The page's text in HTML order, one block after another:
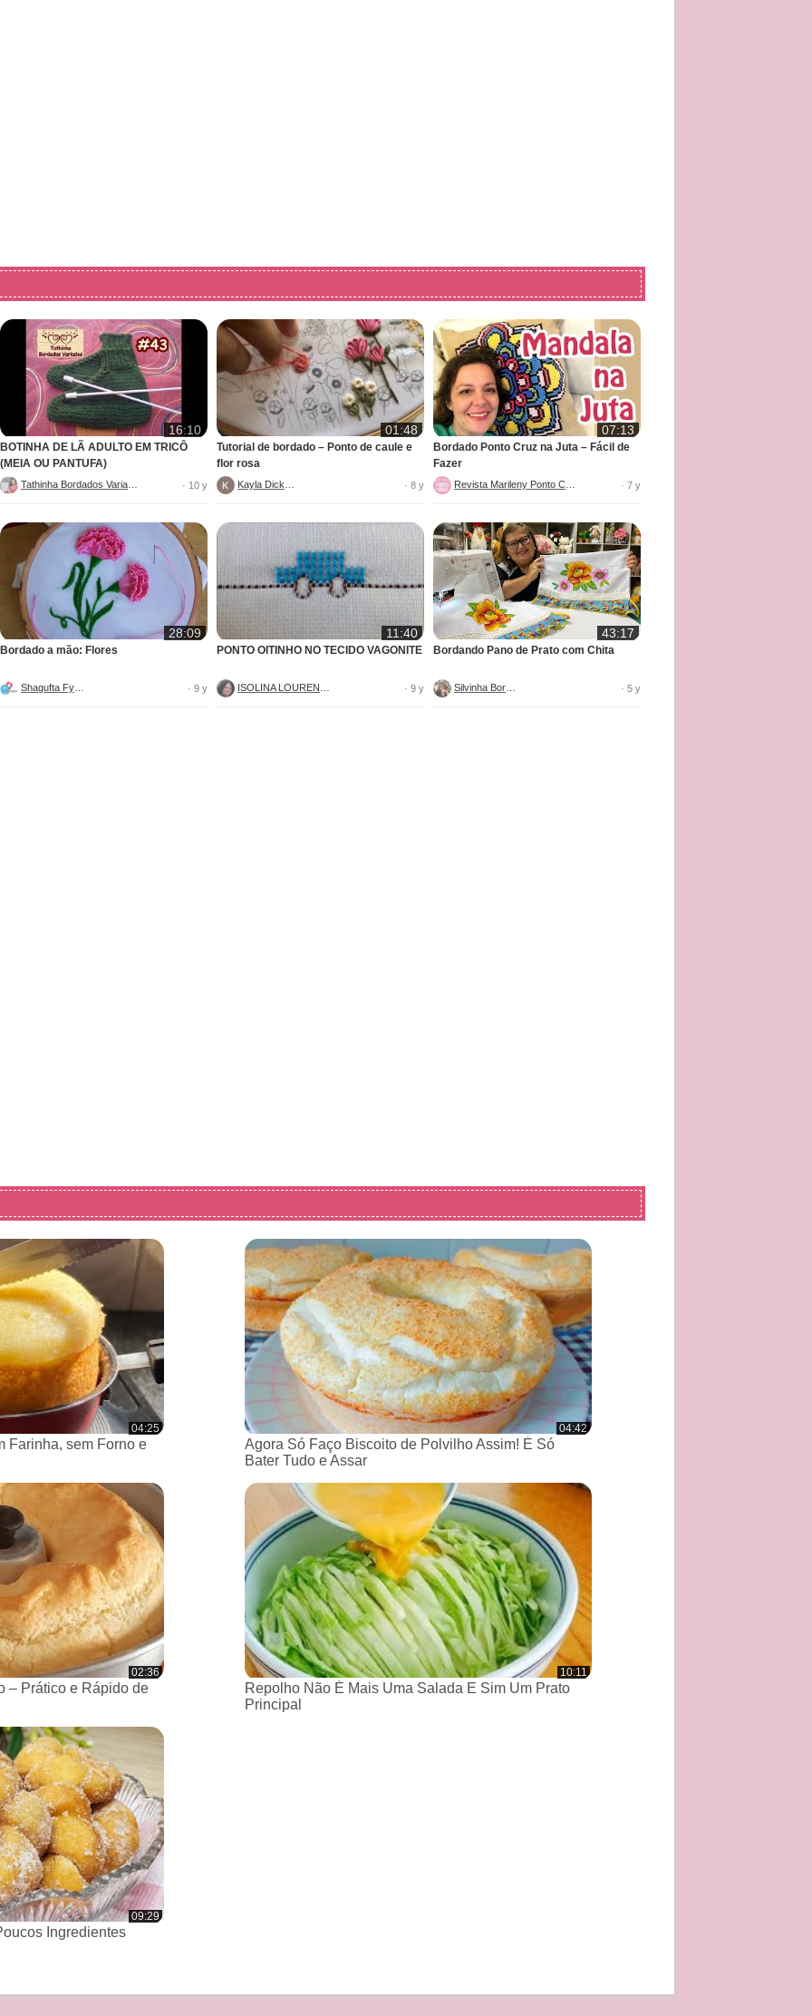
16:10
BOTINHA DE LÃ ADULTO EM TRICÔ
(MEIA OU PANTUFA)
· 10 y
01:48
Tutorial de bordado – Ponto de caule e
flor rosa
· 8 y
07:13
Bordado Ponto Cruz na Juta – Fácil de
Fazer
· 7 y
28:09
Bordado a mão: Flores
· 9 y
11:40
PONTO OITINHO NO TECIDO VAGONITE
· 9 y
43:17
Bordando Pano de Prato com Chita
· 5 y
04:25
Farinha, sem Forno e
04:42
Agora Só Faço Biscoito de Polvilho Assim! É Só
Bater Tudo e Assar
02:36
– Prático e Rápido de
10:11
Repolho Não É Mais Uma Salada E Sim Um Prato
Principal
09:29
Ingredientes